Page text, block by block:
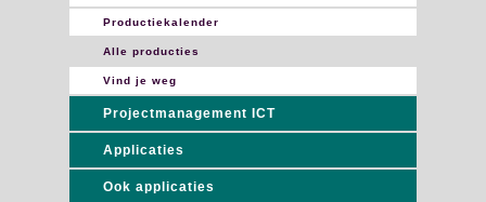
Productiekalender
Alle producties
Vind je weg
Projectmanagement ICT
Applicaties
Ook applicaties